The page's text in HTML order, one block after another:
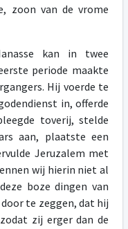
zoon van de vrome
kan in twee
periode maakte
Hij voerde te
in, offerde
toverij, stelde
aan, plaatste een
Jeruzalem met
wij hierin niet al
boze dingen van
te zeggen, dat hij
zij erger dan de